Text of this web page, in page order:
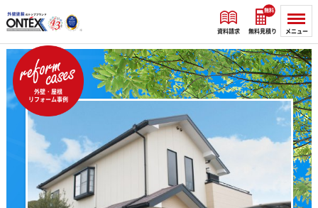
資料請求 無料見積り
無料
メニュー
外壁・屋根
リフォーム事例